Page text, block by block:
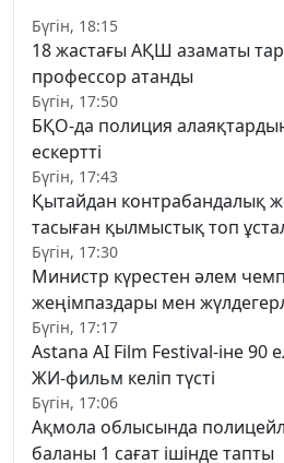
Бүгін, 18:15
18 жастағы АҚШ азаматы
профессор атанды
Бүгін, 17:50
БҚО-да полиция
ескертті
Бүгін, 17:43
Қытайдан контрабандалық
тасыған қылмыстық топ
Бүгін, 17:30
Министр күрестен әлем
жеңімпаздары мен
Бүгін, 17:17
Astana AI Film Festival-іне 90
ЖИ-фильм келіп түсті
Бүгін, 17:06
Ақмола облысында
баланы 1 сағат ішінде тапты